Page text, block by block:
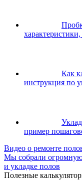
Как
инструкция по
пример
Видео о ремонте
Мы собрали
и укладке полов
Полезные